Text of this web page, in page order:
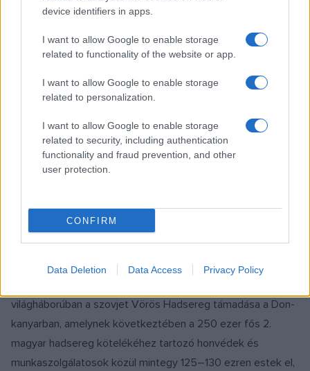
device identifiers in apps.
I want to allow Google to enable storage
related to functionality of the website or app.
I want to allow Google to enable storage
related to personalization.
I want to allow Google to enable storage
related to security, including authentication
functionality and fraud prevention, and other
user protection.
CONFIRM
Data Deletion Data Access Privacy Policy
„A Don-kanyarban történtek arra tanítanak minket,
közötti harcban részt venni csak felesleges és súlyos
áldozatokat jelenthet nemzetünknek. Ma, amikor háború
zajlik a szomszédunkban, különösen fontos ezt a tényt
békéért harcolni. Erre emlékeztessen mindannyiunkat a ma
felavatott, tájékoztatást és méltó megjelölést szolgáló
szimbólum” – hangsúlyozta a NÖRI főigazgatója.
világháborúban a szovjet Vörös Hadsereg támadása a Don-
kanyarban, amelynek következtében a 250 ezer fős 2.
magyar hadsereg kötelékéhez tartozó honvédek és
munkaszolgálatosok közül mintegy 125–130 ezren estek el,